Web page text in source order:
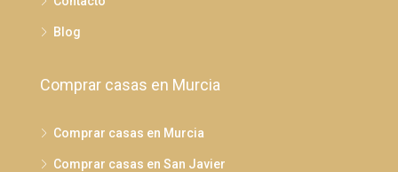
Blog
Comprar casas en Murcia
Comprar casas en Murcia
Comprar casas en San Javier